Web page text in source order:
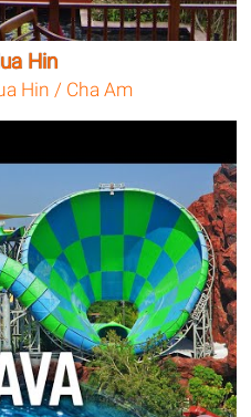
Hin
Hin / Cha Am